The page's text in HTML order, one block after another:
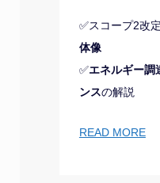
✅スコープ2改
体像
✅エネルギー調
ンスの解説
READ MORE